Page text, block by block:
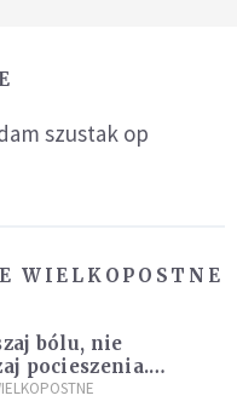
szustak op
WIELKOPOSTNE
bólu, nie
pocieszenia.
zamiast rzucać się